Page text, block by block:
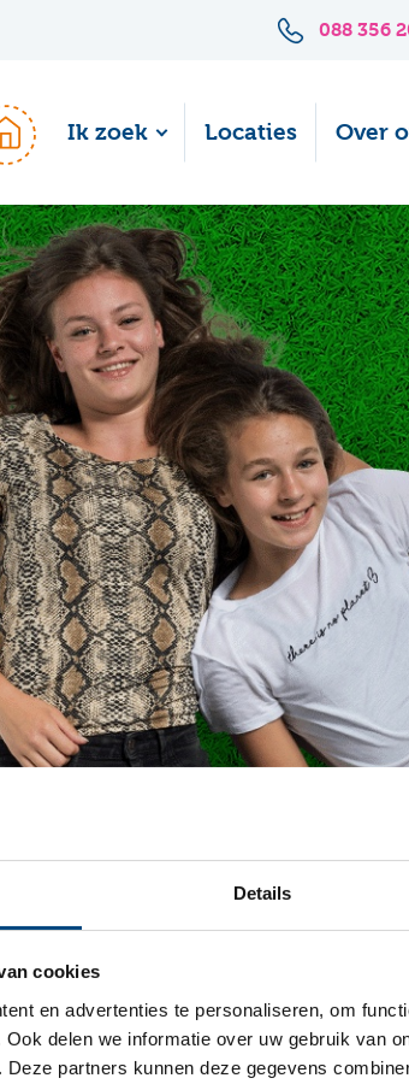
Details
cookies
en advertenties te personaliseren, om
delen we informatie over uw gebruik van
partners kunnen deze gegevens
088 356
Ik zoek Locaties Over
Colofon